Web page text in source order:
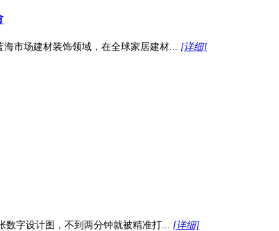
市场建材装饰领域，在全球家居建材... [详细]
字设计图，不到两分钟就被精准打... [详细]